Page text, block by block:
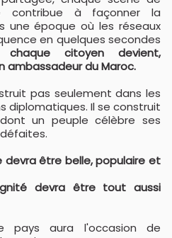
contribue à façonner la
une époque où les réseaux
en quelques secondes
chaque citoyen devient,
ambassadeur du Maroc.
pas seulement dans les
diplomatiques. Il se construit
un peuple célèbre ses
devra être belle, populaire et
devra être tout aussi
pays aura l'occasion de